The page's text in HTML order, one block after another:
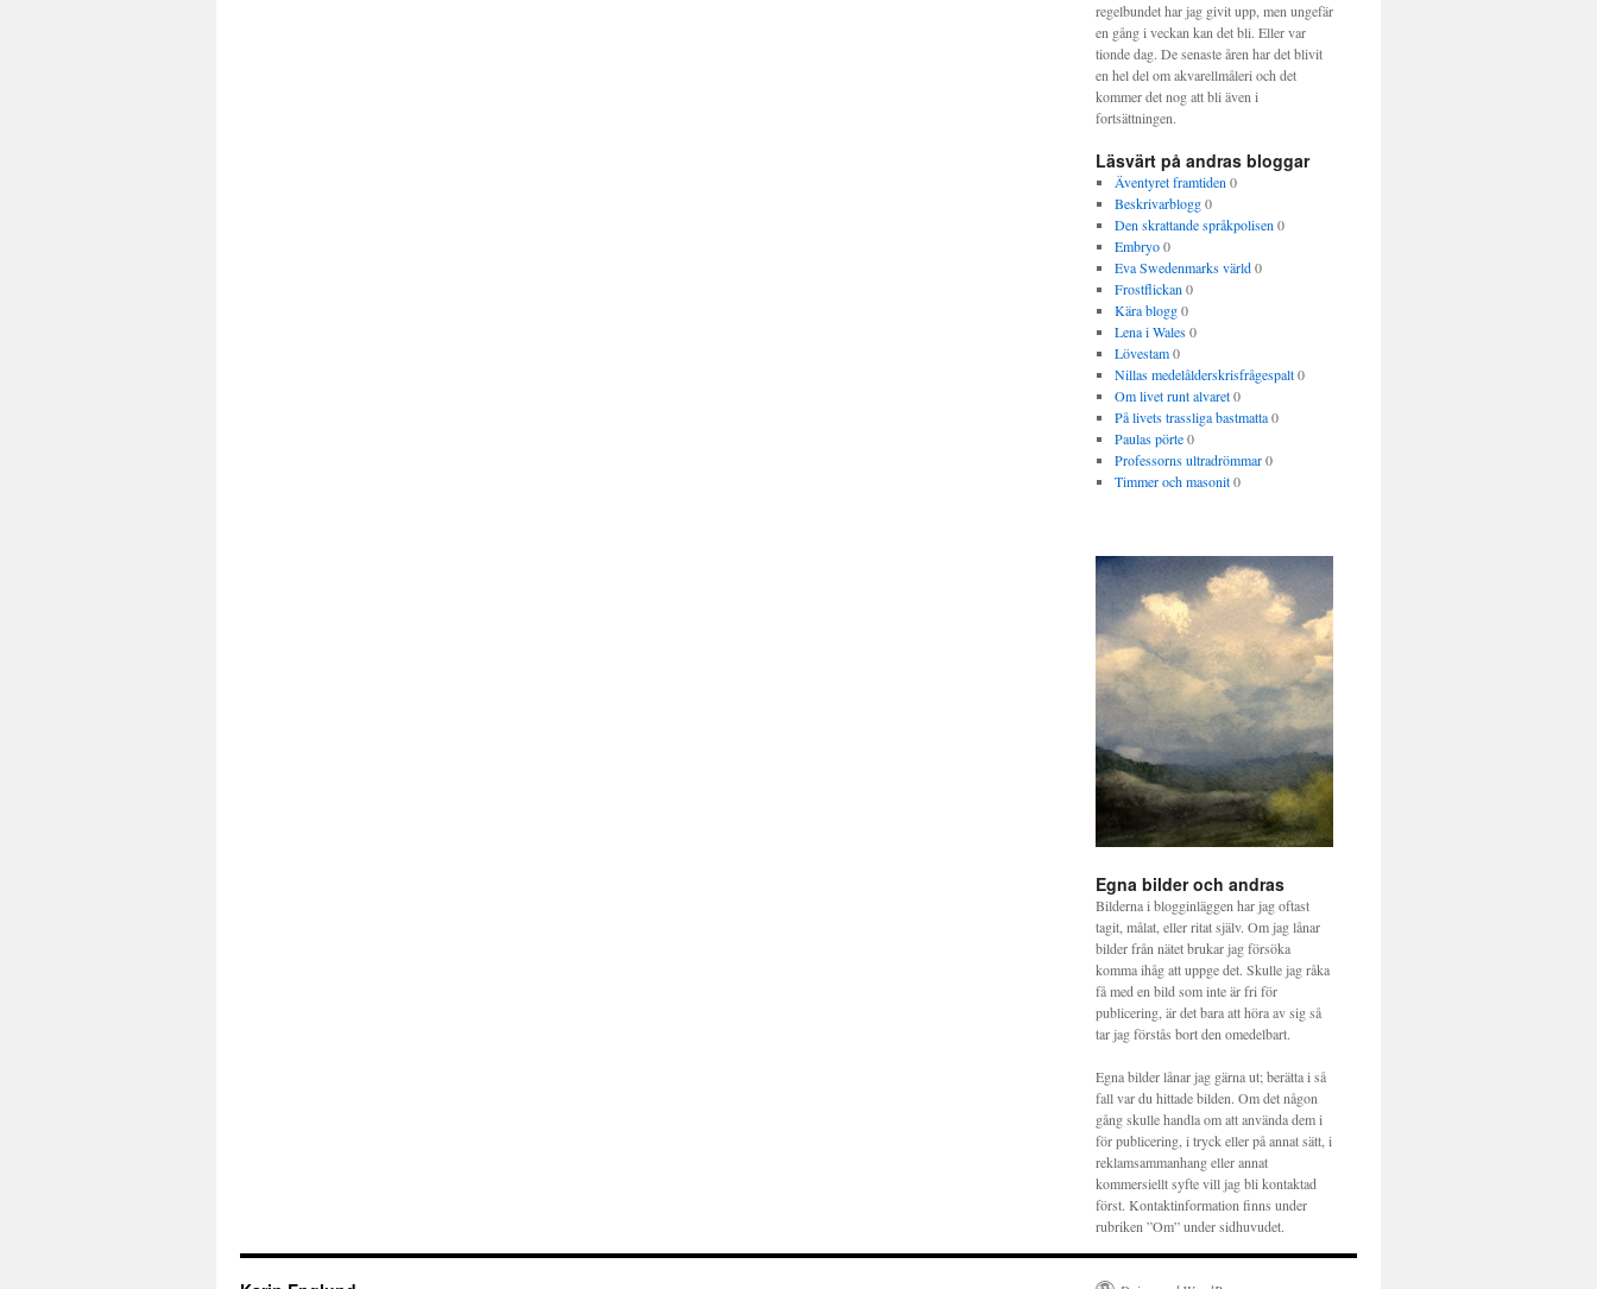
regelbundet har jag givit upp, men ungefär
en gång i veckan kan det bli. Eller var
tionde dag. De senaste åren har det blivit
en hel del om akvarellmåleri och det
kommer det nog att bli även i
fortsättningen.
Läsvärt på andras bloggar
Äventyret framtiden 0
Beskrivarblogg0
Den skrattande språkpolisen 0
Embryo0
Eva Swedenmarks värld0
Frostflickan 0
Kära blogg0
Lena i Wales0
Lövestam0
Nillas medelålderskrisfrågespalt0
Om livet runt alvaret0
På livets trassliga bastmatta0
Paulas pörte0
Professorns ultradrömmar0
Timmer och masonit0
Egna bilder och andras
Bilderna i blogginläggen har jag oftast
tagit, målat, eller ritat själv. Om jag lånar
bilder från nätet brukar jag försöka
komma ihåg att uppge det. Skulle jag råka
få med en bild som inte är fri för
publicering, är det bara att höra av sig så
tar jag förstås bort den omedelbart.
Egna bilder lånar jag gärna ut; berätta i så
fall var du hittade bilden. Om det någon
gång skulle handla om att använda dem i
för publicering, i tryck eller på annat sätt, i
reklamsammanhang eller annat
kommersiellt syfte vill jag bli kontaktad
först. Kontaktinformation finns under
rubriken ”Om” under sidhuvudet.